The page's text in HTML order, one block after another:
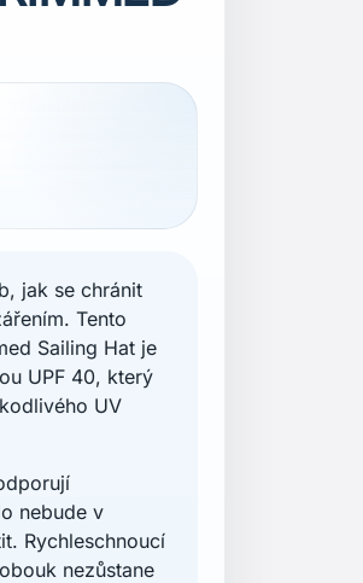
jak se chránit
Tento
Sailing Hat je
UPF 40, který
UV
nebude v
Rychleschnoucí
nezůstane